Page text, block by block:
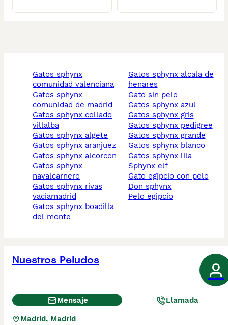
gatos sphynx
comunidad valenciana
gatos sphynx
comunidad de madrid
gatos sphynx collado
villalba
gatos sphynx algete
gatos sphynx aranjuez
gatos sphynx alcorcon
gatos sphynx
navalcarnero
gatos sphynx rivas
vaciamadrid
gatos sphynx boadilla
del monte
gatos sphynx alcala de
henares
gato sin pelo
gatos sphynx azul
gatos sphynx gris
gatos sphynx pedigree
gatos sphynx grande
gatos sphynx blanco
gatos sphynx lila
sphynx elf
gato egipcio con pelo
don sphynx
pelo egipcio
Nuestros Peludos
Mensaje Llamada
Madrid, Madrid